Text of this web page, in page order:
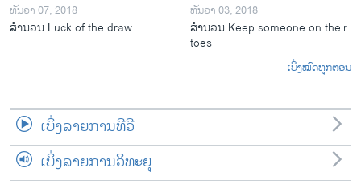
ທັນວາ 07, 2018
ສຳນວນ Luck of the draw
ທັນວາ 03, 2018
ສຳນວນ Keep someone on their
toes
ເບິ່ງໝົດທຸກຕອນ
ເບິ່ງລາຍການທີວີ
ເບິ່ງລາຍການວິທະຍຸ